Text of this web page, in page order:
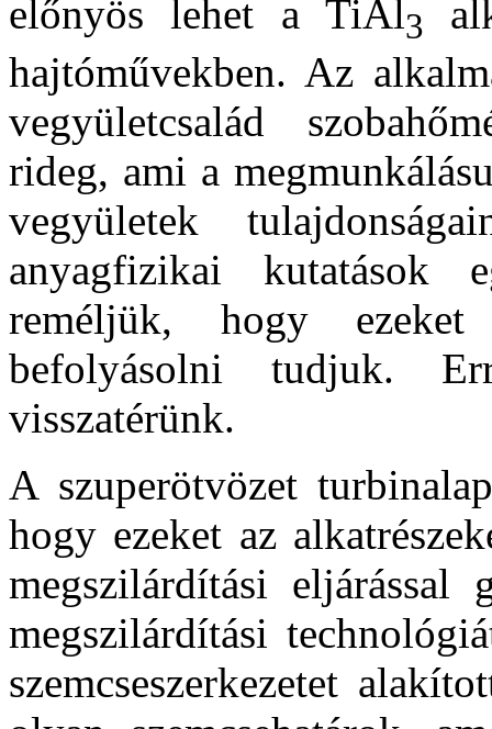
előnyös lehet a TiAl3
hajtóművekben. Az
vegyületcsalád
rideg, ami a
vegyületek
anyagfizikai kutatások
reméljük, hogy ezeket
befolyásolni tudjuk.
visszatérünk.
A szuperötvözet
hogy ezeket az
megszilárdítási
megszilárdítási
szemcseszerkezetet